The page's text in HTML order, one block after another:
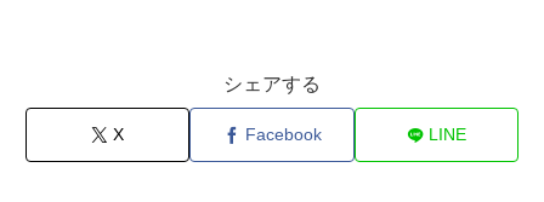
シェアする
X Facebook LINE